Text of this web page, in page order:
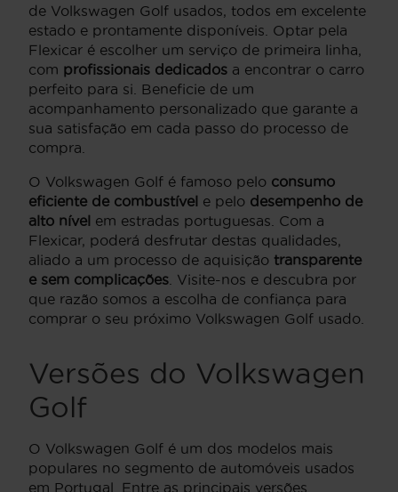
de Volkswagen Golf usados, todos em excelente
estado e prontamente disponíveis. Optar pela
Flexicar é escolher um serviço de primeira linha,
com profissionais dedicados a encontrar o carro
perfeito para si. Beneficie de um
acompanhamento personalizado que garante a
sua satisfação em cada passo do processo de
compra.
O Volkswagen Golf é famoso pelo consumo
eficiente de combustível e pelo desempenho de
alto nível em estradas portuguesas. Com a
Flexicar, poderá desfrutar destas qualidades,
aliado a um processo de aquisição transparente
e sem complicações . Visite-nos e descubra por
que razão somos a escolha de confiança para
comprar o seu próximo Volkswagen Golf usado.
Versões do Volkswagen
Golf
O Volkswagen Golf é um dos modelos mais
populares no segmento de automóveis usados
em Portugal. Entre as principais versões